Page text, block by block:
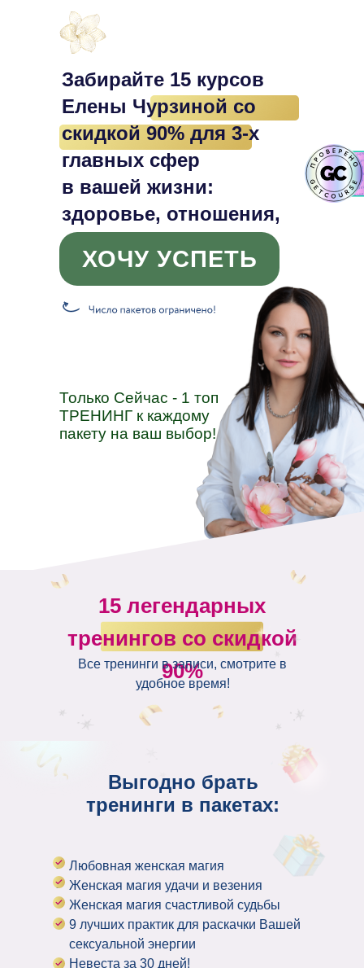
Забирайте 15 курсов
Елены Чурзиной со
скидкой 90% для 3-х
главных сфер
в вашей жизни:
здоровье, отношения,
достаток
ХОЧУ УСПЕТЬ
Только Сейчас - 1 топ
ТРЕНИНГ к каждому
пакету на ваш выбор!
15 легендарных
тренингов со скидкой
90%
Все тренинги в записи, смотрите в
удобное время!
Выгодно брать
тренинги в пакетах:
Любовная женская магия
Женская магия удачи и везения
Женская магия счастливой судьбы
9 лучших практик для раскачки Вашей
сексуальной энергии
Невеста за 30 дней!